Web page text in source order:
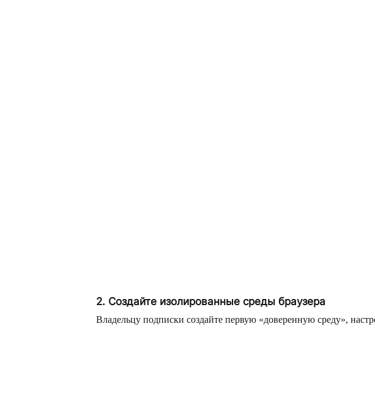
2. Создайте изолированные среды браузера
Владельцу подписки создайте первую «доверенную среду»,